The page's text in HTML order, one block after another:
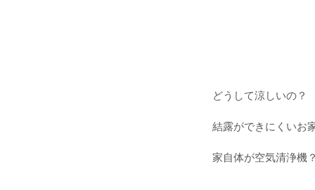
どうして涼しいの？
結露ができにくいお
家自体が空気清浄機？